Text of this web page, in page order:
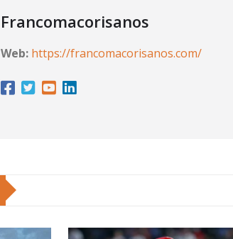
Francomacorisanos
Web: https://francomacorisanos.com/